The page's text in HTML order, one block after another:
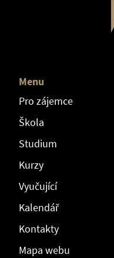
Menu
Pro zájemce
Škola
Studium
Kurzy
Vyučující
Kalendář
Kontakty
Mapa webu